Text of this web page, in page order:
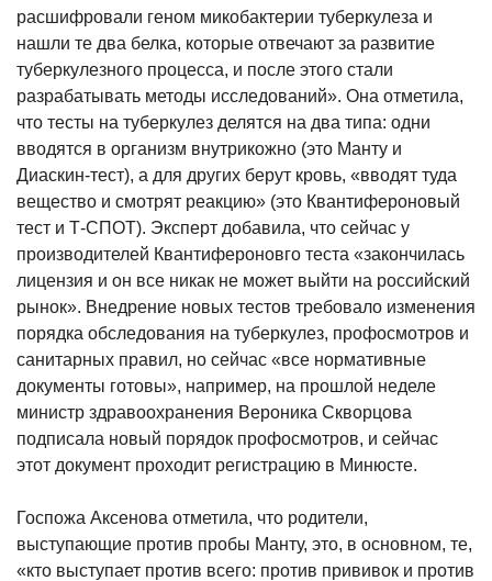
расшифровали геном микобактерии туберкулеза и
нашли те два белка, которые отвечают за развитие
туберкулезного процесса, и после этого стали
разрабатывать методы исследований». Она отметила,
что тесты на туберкулез делятся на два типа: одни
вводятся в организм внутрикожно (это Манту и
Диаскин-тест), а для других берут кровь, «вводят туда
вещество и смотрят реакцию» (это Квантифероновый
тест и Т-СПОТ). Эксперт добавила, что сейчас у
производителей Квантифероновго теста «закончилась
лицензия и он все никак не может выйти на российский
рынок». Внедрение новых тестов требовало изменения
порядка обследования на туберкулез, профосмотров и
санитарных правил, но сейчас «все нормативные
документы готовы», например, на прошлой неделе
министр здравоохранения Вероника Скворцова
подписала новый порядок профосмотров, и сейчас
этот документ проходит регистрацию в Минюсте.
Госпожа Аксенова отметила, что родители,
выступающие против пробы Манту, это, в основном, те,
«кто выступает против всего: против прививок и против